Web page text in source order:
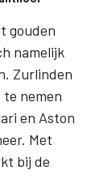
gouden
namelijk
Zurlinden
te nemen
en Aston
Met
bij de